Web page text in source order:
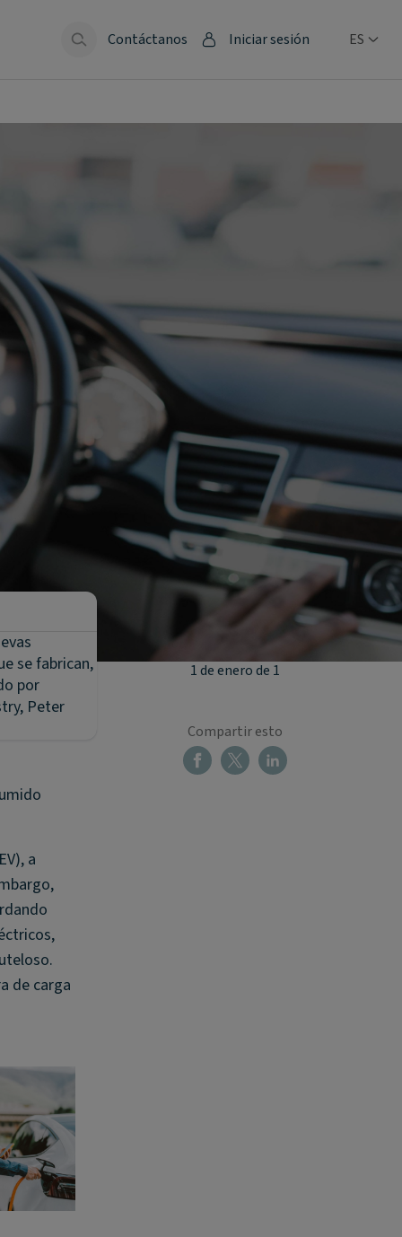
Contáctanos Iniciar sesión ES
se fabrican,
por
Peter
a
de carga
1 de enero de 1
Compartir esto